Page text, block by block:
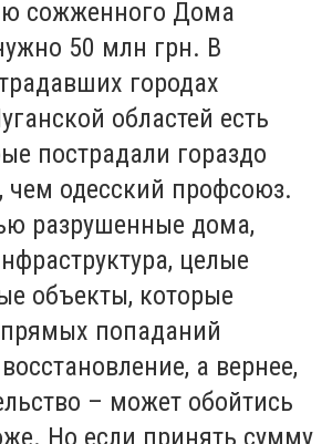
сожженного Дома
50 млн грн. В
городах
областей есть
пострадали гораздо
чем одесский профсоюз.
разрушенные дома,
целые
объекты, которые
прямых попаданий
а вернее,
– может обойтись
Но если принять сумму